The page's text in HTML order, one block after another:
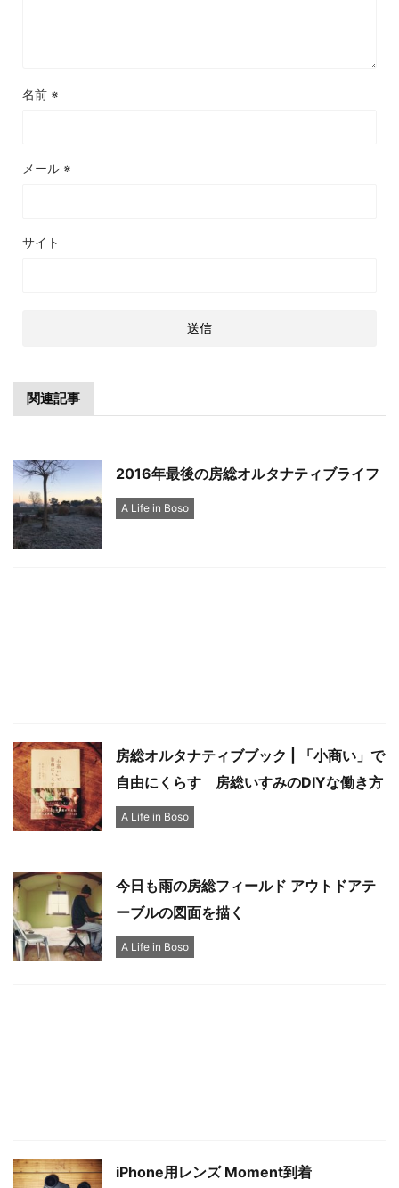
名前 ※
メール ※
サイト
関連記事
2016年最後の房総オルタナティブライフ
A Life in Boso
房総オルタナティブブック | 「小商い」で
自由にくらす 房総いすみのDIYな働き方
A Life in Boso
今日も雨の房総フィールド アウトドアテ
ーブルの図面を描く
A Life in Boso
iPhone用レンズ Moment到着